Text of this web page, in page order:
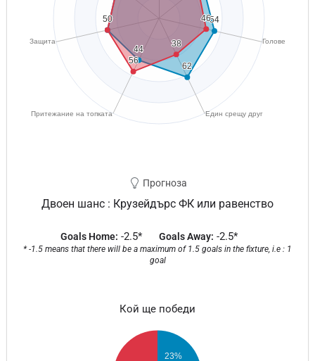
Прогноза
Двоен шанс : Крузейдърс ФК или равенство
Goals Home: -2.5* Goals Away: -2.5*
* -1.5 means that there will be a maximum of 1.5 goals in the fixture, i.e : 1
goal
Кой ще победи